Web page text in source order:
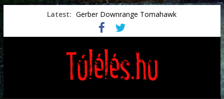
Latest: Gerber Downrange Tomahawk
Vészhelyzeti élelmiszerek
Svéd vészhelyzeti tájékoztató.
Vészhelyzetkezelés
Préselt törlőkendők